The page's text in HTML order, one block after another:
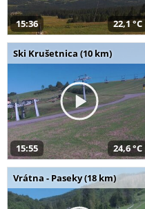
15:36 22,1 °C
Ski Krušetnica (10 km)
15:55 24,6 °C
Vrátna - Paseky (18 km)